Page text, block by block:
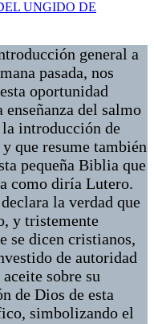
general a
pasada, nos
oportunidad
del salmo
introducción de
que resume también
pequeña Biblia que
como diría Lutero.
la verdad que
y tristemente
se dicen cristianos,
de autoridad
sobre su
de Dios de esta
simbolizando el